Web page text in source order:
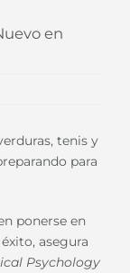
en
tenis y
para
ponerse en
asegura
Psychology